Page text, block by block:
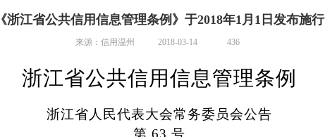
《浙江省公共信用信息管理条例》于2018年1月1日发布施行
来源：信用温州 2018-03-14 436
浙江省公共信用信息管理条例
浙江省人民代表大会常务委员会公告
第 63 号